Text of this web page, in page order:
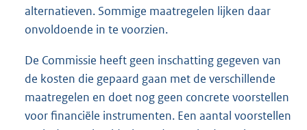
alternatieven. Sommige maatregelen lijken daar
onvoldoende in te voorzien.
De Commissie heeft geen inschatting gegeven van
de kosten die gepaard gaan met de verschillende
maatregelen en doet nog geen concrete voorstellen
voor financiële instrumenten. Een aantal voorstellen